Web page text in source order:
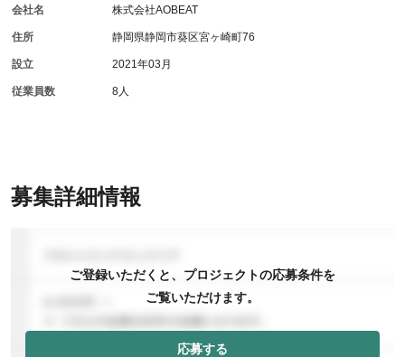
募集詳細情報
ご登録いただくと、プロジェクトの応募条件を
ご覧いただけます。
応募する
会社名 株式会社AOBEAT
住所 静岡県静岡市葵区宮ヶ崎町76
設立 2021年03月
従業員数 8人